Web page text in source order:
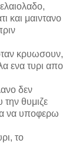
και μαιντανο
κρυωσουν,
ενα τυρι απο
δεν
θυμιζε
να υποφερω
το